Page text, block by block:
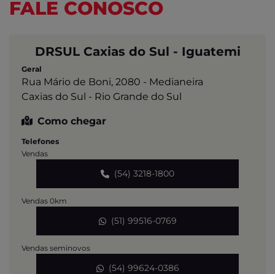
FALE CONOSCO
DRSUL Caxias do Sul - Iguatemi
Geral
Rua Mário de Boni, 2080 - Medianeira
Caxias do Sul - Rio Grande do Sul
Como chegar
Telefones
Vendas
(54) 3218-1800
Vendas 0km
(51) 99516-0769
Vendas seminovos
(54) 99624-0386